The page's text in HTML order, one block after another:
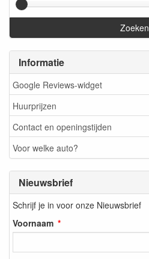
Zoeken
Informatie
Google Reviews-widget
Huurprijzen
Contact en openingstijden
Voor welke auto?
Nieuwsbrief
Schrijf je in voor onze Nieuwsbrief
Voornaam